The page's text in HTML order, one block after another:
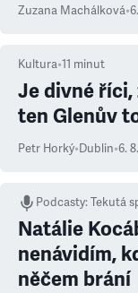
Zuzana Machálková•
Kultura•11 minut
Je divné říci,
ten Glenův
Petr Horký•Dublin•6.
Podcasty:Tekutá
Natálie
nenávidím,
něčem brání